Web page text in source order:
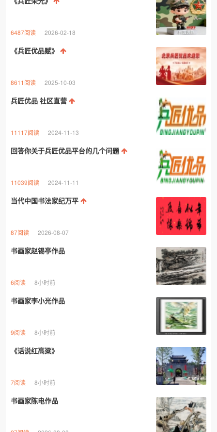
6487阅读 2026-02-18
《兵匠优品赋》
8611阅读 2025-10-03
兵匠优品 社区直营
11117阅读 2024-11-13
回答你关于兵匠优品平台的几个问题
11039阅读 2024-11-11
当代中国书法家纪万平
87阅读 2026-08-07
书画家赵锡亭作品
6阅读 8小时前
书画家李小光作品
9阅读 8小时前
《话说红高粱》
7阅读 8小时前
书画家陈电作品